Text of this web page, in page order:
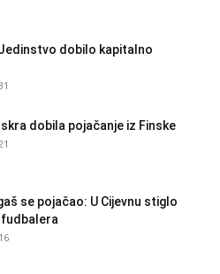
Jedinstvo dobilo kapitalno
dobila pojačanje iz Finske
se pojačao: U Cijevnu stiglo